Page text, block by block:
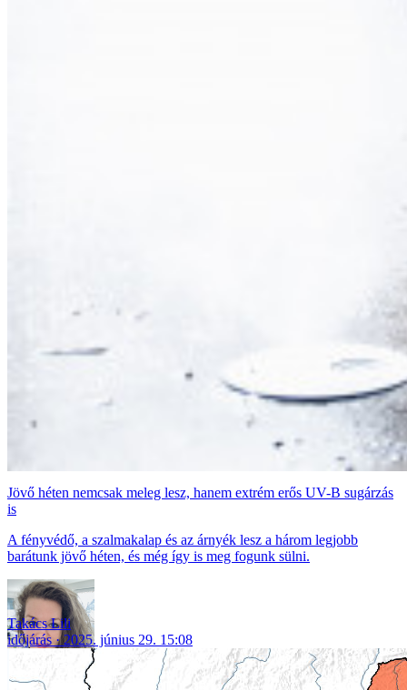
Jövő héten nemcsak meleg lesz, hanem extrém erős UV-B sugárzás
is
A fényvédő, a szalmakalap és az árnyék lesz a három legjobb
barátunk jövő héten, és még így is meg fogunk sülni.
Takács Lili
időjárás
2025. június 29. 15:08